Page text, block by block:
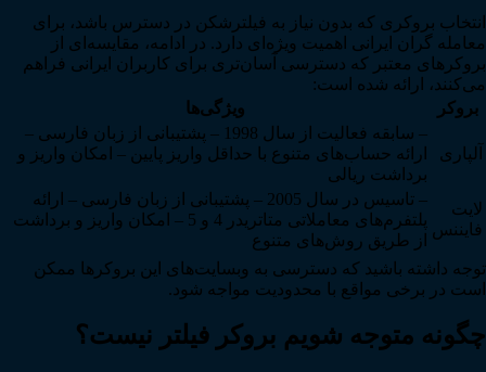
انتخاب بروکری که بدون نیاز به فیلترشکن در دسترس باشد، برای
معامله گران ایرانی اهمیت ویژه‌ای دارد. در ادامه، مقایسه‌ای از
بروکرهای معتبر که دسترسی آسان‌تری برای کاربران ایرانی فراهم
می‌کنند، ارائه شده است:
بروکر
ویژگی‌ها
آلپاری
– سابقه فعالیت از سال 1998 – پشتیبانی از زبان فارسی –
ارائه حساب‌های متنوع با حداقل واریز پایین – امکان واریز و
برداشت ریالی
لایت
فایننس
– تاسیس در سال 2005 – پشتیبانی از زبان فارسی – ارائه
پلتفرم‌های معاملاتی متاتریدر 4 و 5 – امکان واریز و برداشت
از طریق روش‌های متنوع
توجه داشته باشید که دسترسی به وبسایت‌های این بروکرها ممکن
است در برخی مواقع با محدودیت مواجه شود.
چگونه متوجه شویم بروکر فیلتر نیست؟